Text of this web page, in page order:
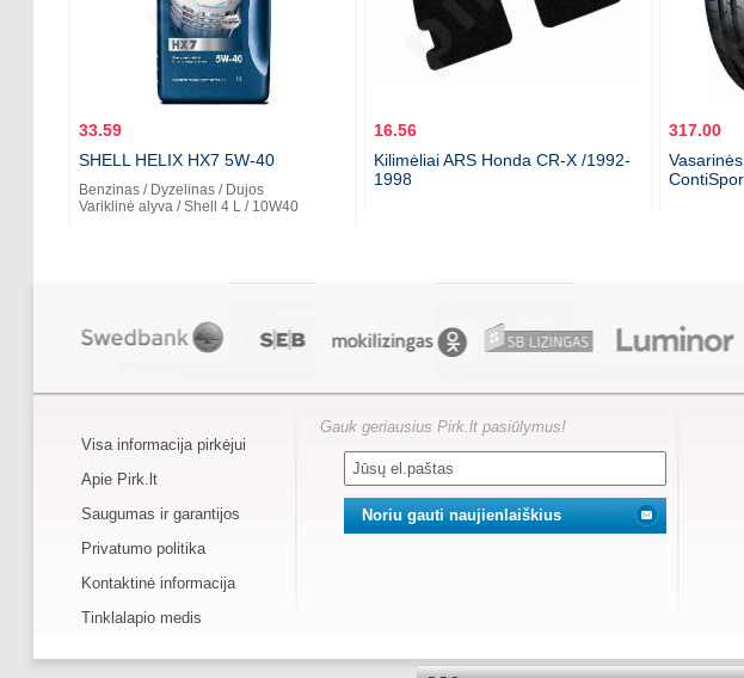
33.59
SHELL HELIX HX7 5W-40
Benzinas / Dyzelinas / Dujos
Variklinė alyva / Shell 4 L / 10W40
16.56
Kilimėliai ARS Honda CR-X /1992-
1998
317.00
Visa informacija pirkėjui
Apie Pirk.lt
Saugumas ir garantijos
Privatumo politika
Kontaktinė informacija
Tinklalapio medis
Gauk geriausius Pirk.lt pasiūlymus!